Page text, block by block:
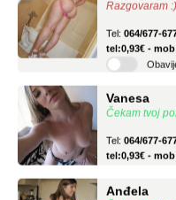
tel:0,93€ -
Čekam tvoj
tel:0,93€ -
Čekam tvoj